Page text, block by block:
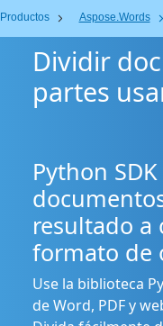
Productos Aspose.Words
Dividir
partes
Python
resultado a
formato de
Use la biblioteca
de Word, PDF y